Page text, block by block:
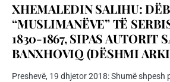
XHEMALEDIN SALIHU:
“MUSLIMANËVE” TË
1830-1867, SIPAS AUTORIT
BANXHOVIQ (DËSHMI
Preshevë, 19 dhjetor 2018: Shumë shpesh